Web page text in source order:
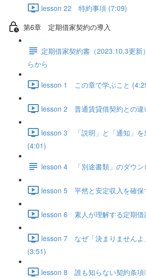
lesson 22 特約事項 (7:09)
第6章 定期借家契約の導入
定期借家契約書（2023.10.3更新
らから
lesson 1 この章で学ぶこと
lesson 2 普通賃貸借契約との違
lesson 3 「説明」と「通知」を
(4:01)
lesson 4 「別途書類」のダウン
lesson 5 平然と安定収入を確保
lesson 6 素人が理解する定期借
lesson 7 なぜ「決まりませんよ
(3:51)
lesson 8 誰も知らない契約条